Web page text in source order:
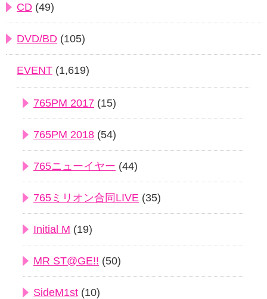
CD (49)
DVD/BD (105)
EVENT (1,619)
765PM 2017 (15)
765PM 2018 (54)
765ニューイヤー (44)
765ミリオン合同LIVE (35)
Initial M (19)
MR ST@GE!! (50)
SideM1st (10)